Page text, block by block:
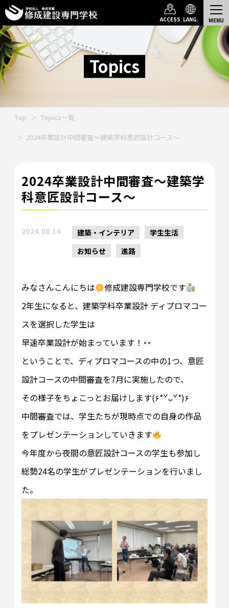
ACCESS LANG.
Topics
Top Topics一覧
2024卒業設計中間審査～建築学科意匠設計コース～
2024卒業設計中間審査～建築学
科意匠設計コース～
2024.08.14 建築・インテリア
学生生活
お知らせ
進路
みなさんこんにちは
修成建設専門学校です
2年生になると、建築学科卒業設計 ディプロマコー
スを選択した学生は
早速卒業設計が始まっています！
ということで、ディプロマコースの中の1つ、意匠
設計コースの中間審査を7月に実施したので、
その様子をちょこっとお届けします(۶*ˇᴗˇ*)۶
中間審査では、学生たちが現時点での自身の作品
をプレゼンテーションしていきます
今年度から夜間の意匠設計コースの学生も参加し
総勢24名の学生がプレゼンテーションを行いまし
た。